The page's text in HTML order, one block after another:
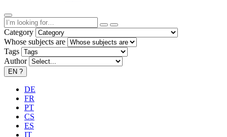
Category
Whose subjects are
Tags
Author
EN ?
DE
FR
PT
CS
ES
IT